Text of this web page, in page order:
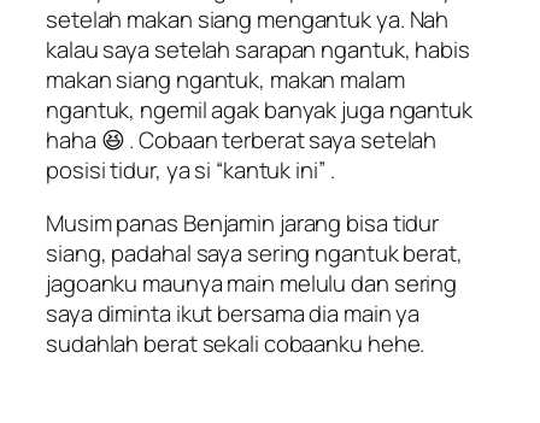
setelah makan siang mengantuk ya. Nah
kalau saya setelah sarapan ngantuk, habis
makan siang ngantuk, makan malam
ngantuk, ngemil agak banyak juga ngantuk
haha 😆 . Cobaan terberat saya setelah
posisi tidur, ya si “kantuk ini” .
Musim panas Benjamin jarang bisa tidur
siang, padahal saya sering ngantuk berat,
jagoanku maunya main melulu dan sering
saya diminta ikut bersama dia main ya
sudahlah berat sekali cobaanku hehe.